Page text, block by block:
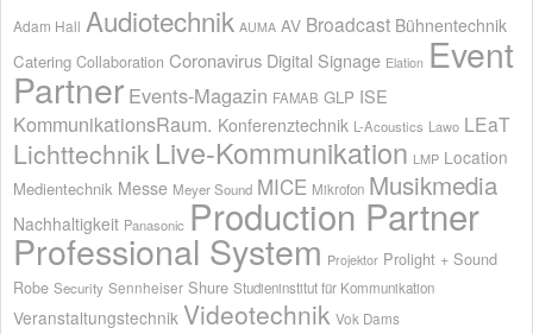
Adam Hall Audiotechnik AUMA AV Broadcast Bühnentechnik
Catering Collaboration Coronavirus Digital Signage Elation Event
Partner Events-Magazin FAMAB GLP ISE
KommunikationsRaum. Konferenztechnik L-Acoustics Lawo LEaT
Lichttechnik Live-Kommunikation LMP Location
Medientechnik Messe Meyer Sound MICE Mikrofon Musikmedia
Nachhaltigkeit Panasonic Production Partner
Professional System Projektor Prolight + Sound
Robe Security Sennheiser Shure Studieninstitut für Kommunikation
Veranstaltungstechnik Videotechnik Vok Dams